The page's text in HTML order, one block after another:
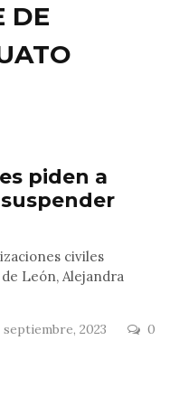
DE
piden a
civiles
León, Alejandra
septiembre, 2023 0